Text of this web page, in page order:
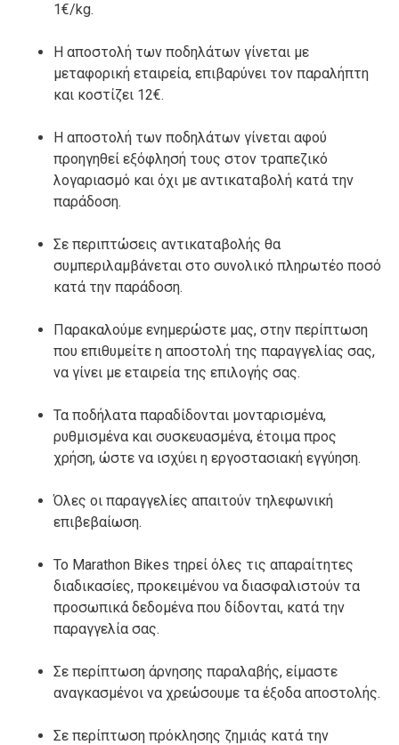
1€/kg.
Η αποστολή των ποδηλάτων γίνεται με
μεταφορική εταιρεία, επιβαρύνει τον παραλήπτη
και κοστίζει 12€.
Η αποστολή των ποδηλάτων γίνεται αφού
προηγηθεί εξόφλησή τους στον τραπεζικό
λογαριασμό και όχι με αντικαταβολή κατά την
παράδοση.
Σε περιπτώσεις αντικαταβολής θα
συμπεριλαμβάνεται στο συνολικό πληρωτέο ποσό
κατά την παράδοση.
Παρακαλούμε ενημερώστε μας, στην περίπτωση
που επιθυμείτε η αποστολή της παραγγελίας σας,
να γίνει με εταιρεία της επιλογής σας.
Τα ποδήλατα παραδίδονται μονταρισμένα,
ρυθμισμένα και συσκευασμένα, έτοιμα προς
χρήση, ώστε να ισχύει η εργοστασιακή εγγύηση.
Όλες οι παραγγελίες απαιτούν τηλεφωνική
επιβεβαίωση.
Το Marathon Bikes τηρεί όλες τις απαραίτητες
διαδικασίες, προκειμένου να διασφαλιστούν τα
προσωπικά δεδομένα που δίδονται, κατά την
παραγγελία σας.
Σε περίπτωση άρνησης παραλαβής, είμαστε
αναγκασμένοι να χρεώσουμε τα έξοδα αποστολής.
Σε περίπτωση πρόκλησης ζημιάς κατά την